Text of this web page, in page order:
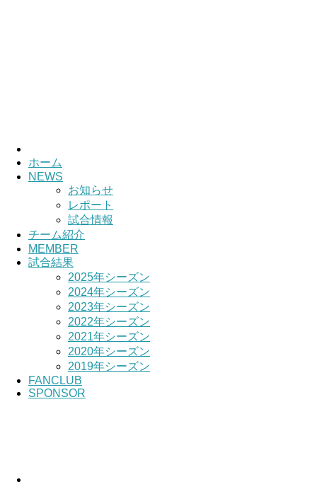
ホーム
NEWS
お知らせ
レポート
試合情報
チーム紹介
MEMBER
試合結果
2025年シーズン
2024年シーズン
2023年シーズン
2022年シーズン
2021年シーズン
2020年シーズン
2019年シーズン
FANCLUB
SPONSOR